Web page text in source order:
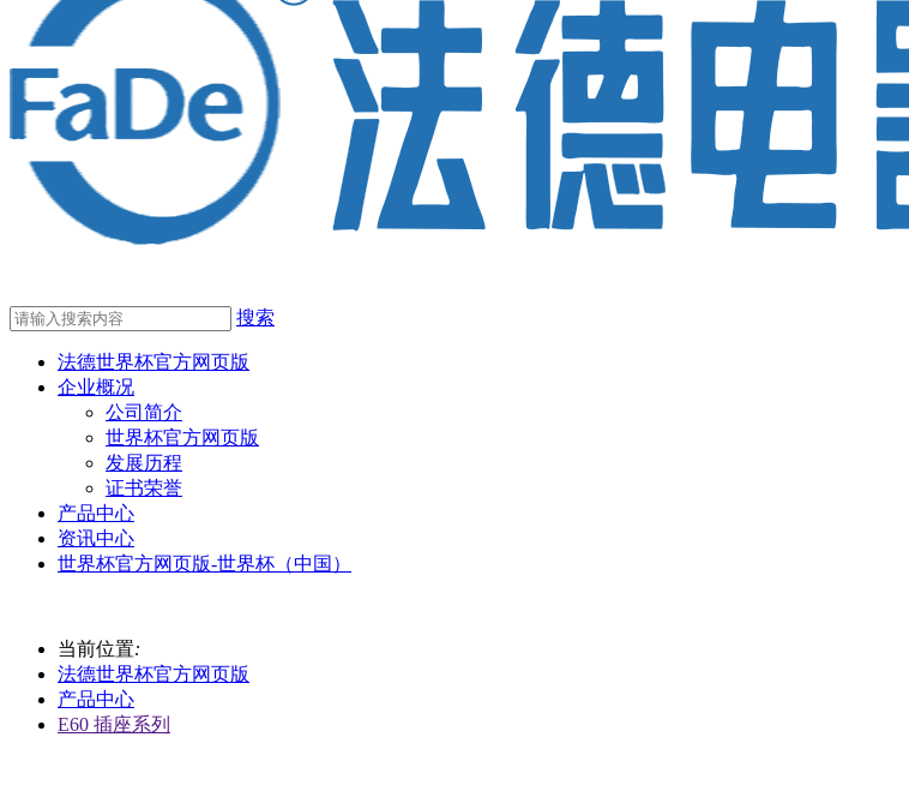
搜索
法德世界杯官方网页版
企业概况
公司简介
世界杯官方网页版
发展历程
证书荣誉
产品中心
资讯中心
世界杯官方网页版-世界杯（中国）
当前位置:
法德世界杯官方网页版
产品中心
E60 插座系列